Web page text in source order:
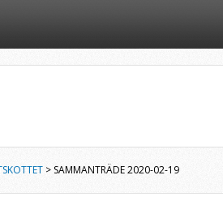
> SAMMANTRÄDE 2020-02-19